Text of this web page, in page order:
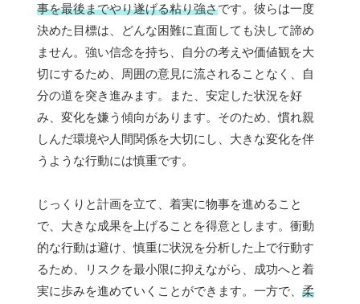
事を最後までやり遂げる粘り強さです。彼らは一度
決めた目標は、どんな困難に直面しても決して諦め
ません。強い信念を持ち、自分の考えや価値観を大
切にするため、周囲の意見に流されることなく、自
分の道を突き進みます。また、安定した状況を好
み、変化を嫌う傾向があります。そのため、慣れ親
しんだ環境や人間関係を大切にし、大きな変化を伴
うような行動には慎重です。
じっくりと計画を立て、着実に物事を進めること
で、大きな成果を上げることを得意とします。衝動
的な行動は避け、慎重に状況を分析した上で行動す
るため、リスクを最小限に抑えながら、成功へと着
実に歩みを進めていくことができます。一方で、 柔